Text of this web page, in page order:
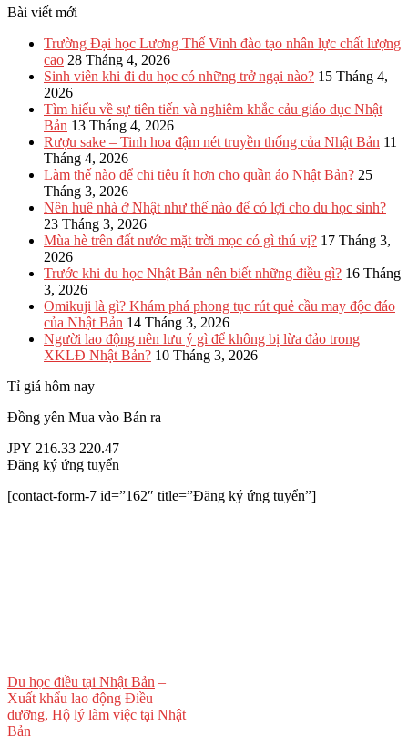
Bài viết mới
Trường Đại học Lương Thế Vinh đào tạo nhân lực chất lượng
cao 28 Tháng 4, 2026
Sinh viên khi đi du học có những trở ngại nào? 15 Tháng 4,
2026
Tìm hiểu về sự tiên tiến và nghiêm khắc cảu giáo dục Nhật
Bản 13 Tháng 4, 2026
Rượu sake – Tinh hoa đậm nét truyền thống của Nhật Bản 11
Tháng 4, 2026
Làm thế nào để chi tiêu ít hơn cho quần áo Nhật Bản? 25
Tháng 3, 2026
Nên huê nhà ở Nhật như thế nào để có lợi cho du học sinh?
23 Tháng 3, 2026
Mùa hè trên đất nước mặt trời mọc có gì thú vị? 17 Tháng 3,
2026
Trước khi du học Nhật Bản nên biết những điều gì? 16 Tháng
3, 2026
Omikuji là gì? Khám phá phong tục rút quẻ cầu may độc đáo
của Nhật Bản 14 Tháng 3, 2026
Người lao động nên lưu ý gì để không bị lừa đảo trong
XKLĐ Nhật Bản? 10 Tháng 3, 2026
Tỉ giá hôm nay
Đồng yên Mua vào Bán ra
JPY 216.33 220.47
Đăng ký ứng tuyển
[contact-form-7 id=”162″ title=”Đăng ký ứng tuyển”]
Du học điều tại Nhật Bản –
Xuất khẩu lao động Điều
dưỡng, Hộ lý làm việc tại Nhật
Bản